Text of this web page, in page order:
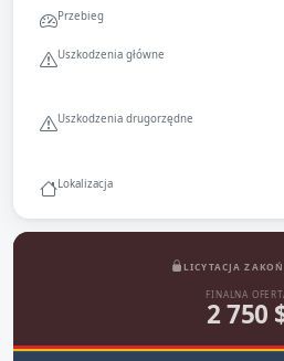
Przebieg
Uszkodzenia główne
Uszkodzenia drugorzędne
Lokalizacja
LICYTACJA
FINALNA
2 750